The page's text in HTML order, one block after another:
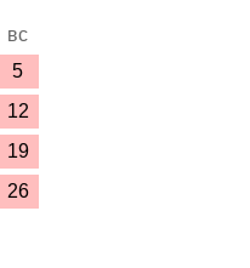
вс
5
12
19
26